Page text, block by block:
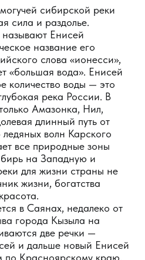
сибирской реки
сила и раздолье.
Енисей
название его
слова «ионесси»,
«большая вода». Енисей
количество воды — это
река России. В
Амазонка, Нил,
длинный путь от
волн Карского
все природные зоны
на Западную и
для жизни страны не
жизни, богатства
в Саянах, недалеко от
города Кызыла на
две речки —
и дальше новый Енисей
по Красноярскому краю.